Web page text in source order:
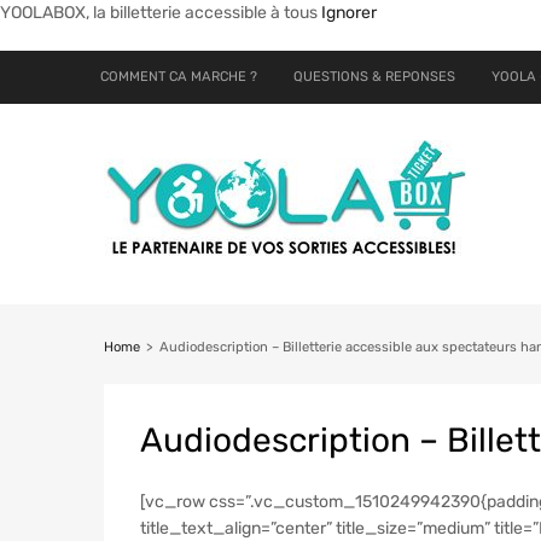
YOOLABOX, la billetterie accessible à tous Ignorer
COMMENT CA MARCHE ? QUESTIONS & REPONSES YOOLA
Home > Audiodescription – Billetterie accessible aux spectateurs
Audiodescription –
[vc_row
title_text_align=”center” title_size=”medium”